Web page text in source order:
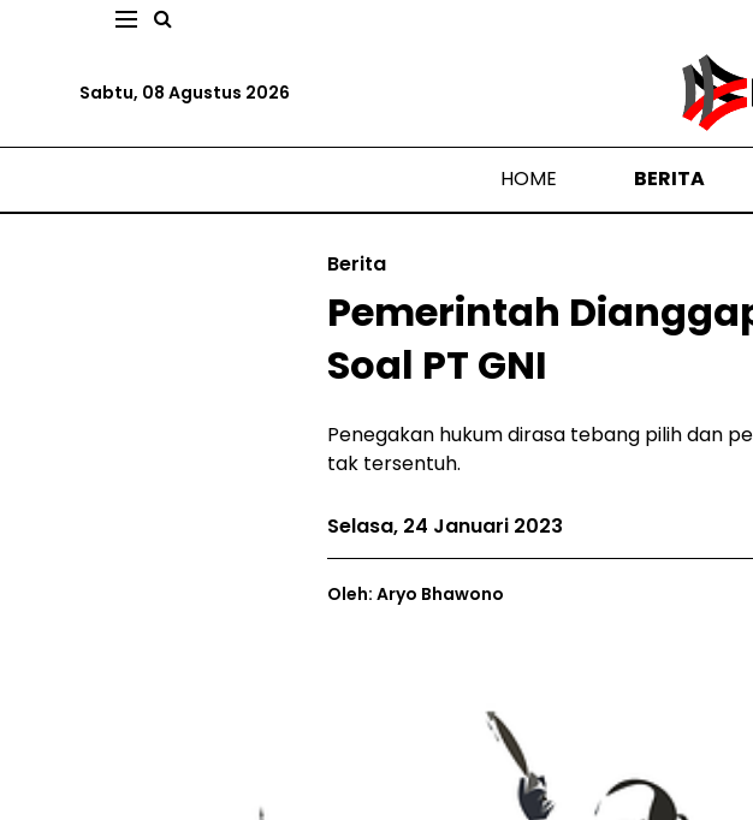
Sabtu, 08 Agustus 2026
HOME BERITA
Berita
Pemerintah
Soal PT GNI
Penegakan hukum dirasa tebang pilih dan
tak tersentuh.
Selasa, 24 Januari 2023
Oleh: Aryo Bhawono